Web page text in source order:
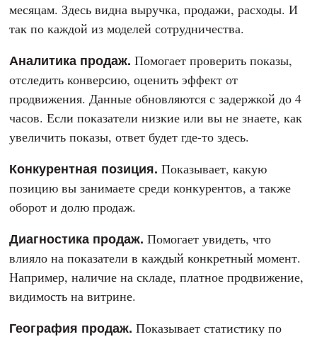
месяцам. Здесь видна выручка, продажи, расходы. И
так по каждой из моделей сотрудничества.
Аналитика продаж.Помогает проверить показы,
отследить конверсию, оценить эффект от
продвижения. Данные обновляются с задержкой до 4
часов. Если показатели низкие или вы не знаете, как
увеличить показы, ответ будет где-то здесь.
Конкурентная позиция.Показывает, какую
позицию вы занимаете среди конкурентов, а также
оборот и долю продаж.
Диагностика продаж.Помогает увидеть, что
влияло на показатели в каждый конкретный момент.
Например, наличие на складе, платное продвижение,
видимость на витрине.
География продаж.Показывает статистику по